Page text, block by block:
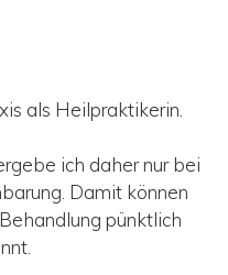
als Heilpraktikerin.
ich daher nur bei
Damit können
pünktlich